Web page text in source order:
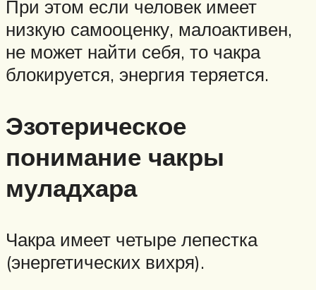
При этом если человек имеет
низкую самооценку, малоактивен,
не может найти себя, то чакра
блокируется, энергия теряется.
Эзотерическое
понимание чакры
муладхара
Чакра имеет четыре лепестка
(энергетических вихря).